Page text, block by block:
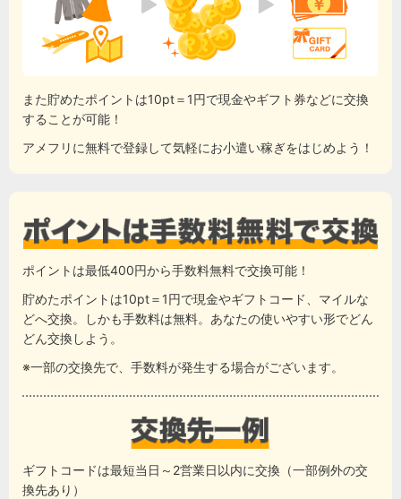
また貯めたポイントは10pt＝1円で現金やギフト券などに交換
することが可能！
アメフリに無料で登録して気軽にお小遣い稼ぎをはじめよう！
ポイントは最低400円から手数料無料で交換可能！
貯めたポイントは10pt＝1円で現金やギフトコード、マイルな
どへ交換。しかも手数料は無料。あなたの使いやすい形でどん
どん交換しよう。
※一部の交換先で、手数料が発生する場合がございます。
ギフトコードは最短当日～2営業日以内に交換（一部例外の交
換先あり）